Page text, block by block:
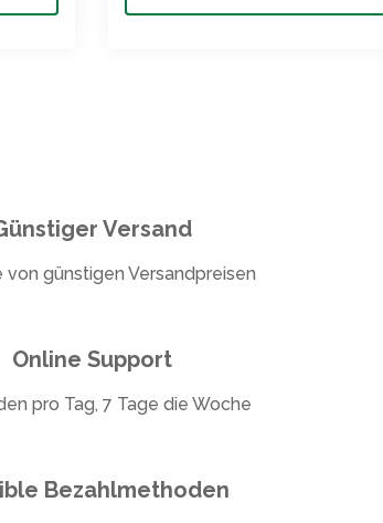
Versand
von günstigen Versandpreisen
Online Support
pro Tag, 7 Tage die Woche
Bezahlmethoden